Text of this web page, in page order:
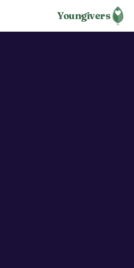
Youngivers